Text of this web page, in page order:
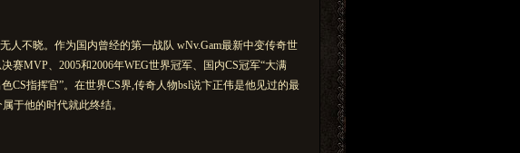
人不晓。作为国内曾经的第一战队 wNv.Gam最新中变传奇世
赛MVP、2005和2006年WEG世界冠军、国内CS冠军“大满
CS指挥官”。在世界CS界,传奇人物bsl说卞正伟是他见过的最
于他的时代就此终结。